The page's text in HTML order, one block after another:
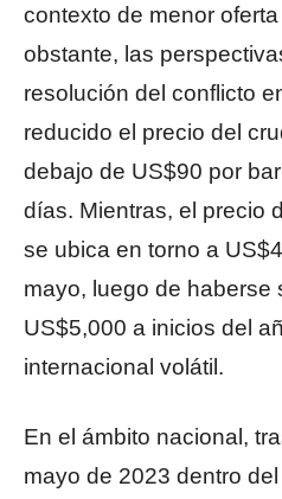
contexto de menor
obstante, las
resolución del conflicto
reducido el precio del
debajo de US$90 por
días. Mientras, el precio
se ubica en torno a
mayo, luego de haberse
US$5,000 a inicios del
internacional volátil.
En el ámbito nacional,
mayo de 2023 dentro